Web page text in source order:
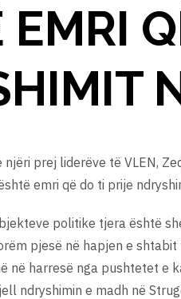
EMRI
prej liderëve të VLEN,
emri që do ti prije
politike tjera është
pjesë në hapjen e shtabit
në harresë nga pushtetet e
ndryshimin e madh në